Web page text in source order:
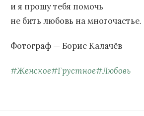
и я прошу тебя помочь
не бить любовь на многочастье.
Фотограф — Борис Калачёв
#Женское#Грустное#Любовь